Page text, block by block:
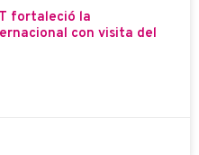
fortaleció la
con visita del